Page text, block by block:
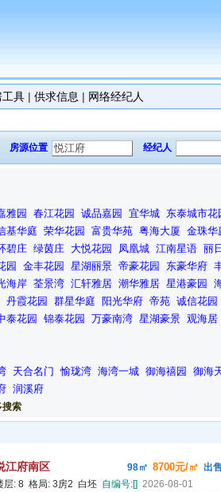
工具 | 供求信息 | 网络经纪人
房源位置 经纪人
雅园 春江花园 诚品嘉园 宜华城 东泰城市花
基华庭 荣华花园 富贵华苑 粤海大厦 金珠华
碧庄 绿茵庄 大悦花园 凤凰城 江南星语 丽
园 金丰花园 星湖丽景 帝豪花园 东豪华府
海岸 荃景湾 汇轩雅居 潮华雅居 星港豪园
丹霞花园 群星华庭 阳光华府 帝苑 诚信花园
泰花园 锦泰花园 万豪南湾 星湖豪景 观海居
天合名门 愉珑湾 海湾一城 御海禧园 御海
润溪府
搜索
江府南区 98㎡ 8700元/㎡ 出售
层: 8 格局: 3房2 白坯 自编号:[] 2026-08-01